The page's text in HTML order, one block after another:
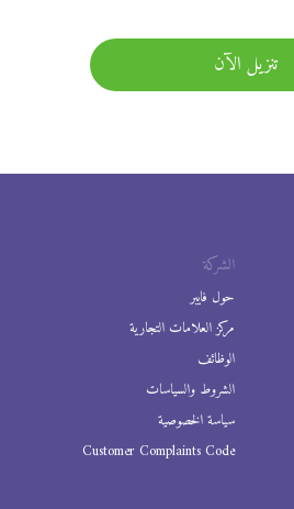
تنزيل الآن
الشركة
حول فايبر
مركز العلامات التجارية
الوظائف
الشروط والسياسات
سياسة الخصوصية
Customer Complaints Code